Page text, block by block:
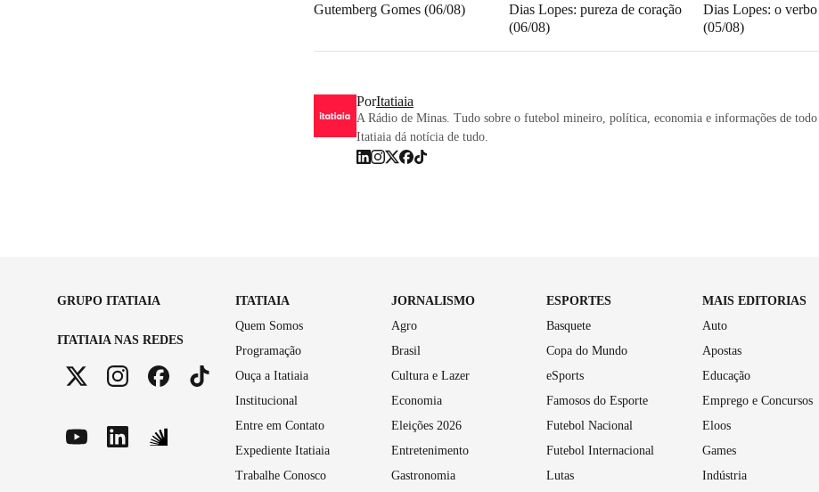
Gutemberg Gomes (06/08)
Dias Lopes: pureza de coração
(06/08)
Dias Lopes: o verbo
(05/08)
PorItatiaia
A Rádio de Minas. Tudo sobre o futebol mineiro, política, economia e informações de
Itatiaia dá notícia de tudo.
GRUPO ITATIAIA
ITATIAIA NAS REDES
ITATIAIA
Quem Somos
Programação
Ouça a Itatiaia
Institucional
Entre em Contato
Expediente Itatiaia
Trabalhe Conosco
JORNALISMO
Agro
Brasil
Cultura e Lazer
Economia
Eleições 2026
Entretenimento
Gastronomia
ESPORTES
Basquete
Copa do Mundo
eSports
Famosos do Esporte
Futebol Nacional
Futebol Internacional
Lutas
MAIS EDITORIAS
Auto
Apostas
Educação
Emprego e Concursos
Eloos
Games
Indústria